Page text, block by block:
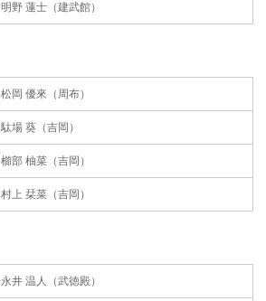
明野 蓮士（建武館）
松岡 優來（周布）
駄場 葵（吉岡）
櫛部 柚菜（吉岡）
村上 栞菜（吉岡）
永井 温人（武徳殿）